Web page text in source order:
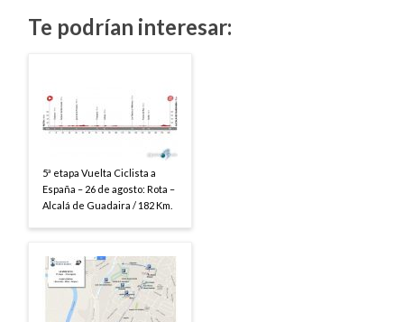
Te podrían interesar:
5ª etapa Vuelta Ciclista a
España – 26 de agosto: Rota –
Alcalá de Guadaira / 182 Km.